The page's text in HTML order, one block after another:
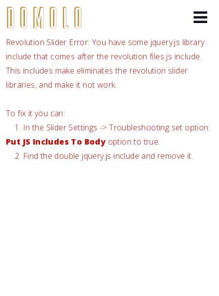
Revolution Slider Error: You have some jquery.js library
include that comes after the revolution files js include.
This includes make eliminates the revolution slider
libraries, and make it not work.
To fix it you can:
1. In the Slider Settings -> Troubleshooting set option:
Put JS Includes To Body option to true.
2. Find the double jquery.js include and remove it.